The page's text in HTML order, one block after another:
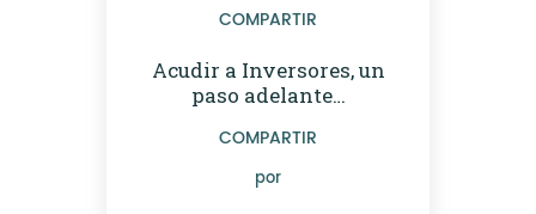
COMPARTIR
Acudir a Inversores, un
paso adelante…
COMPARTIR
por